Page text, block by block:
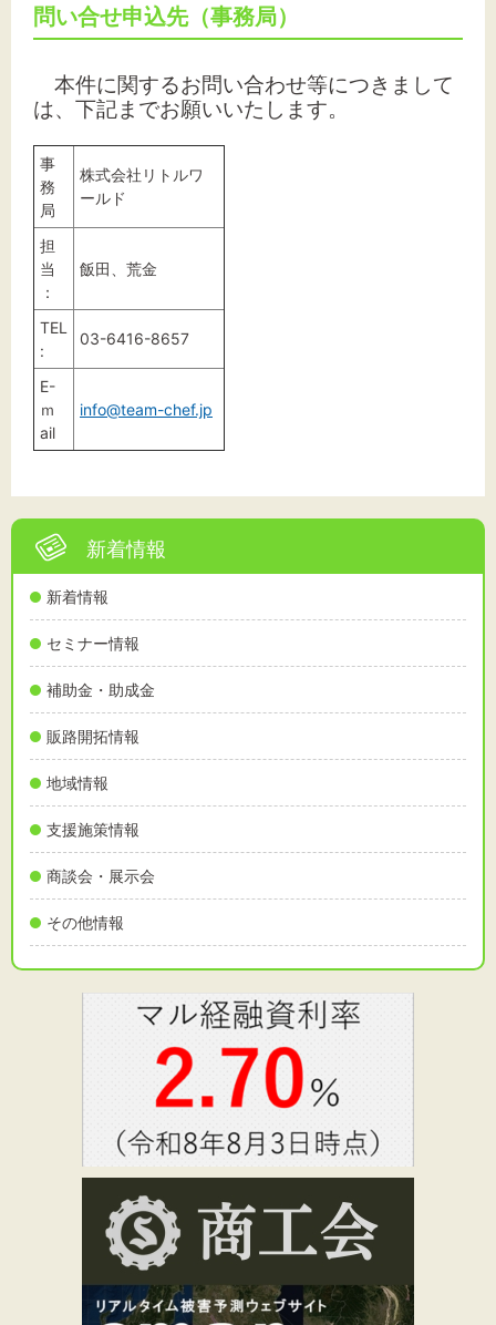
新着情報
新着情報
セミナー情報
補助金・助成金
販路開拓情報
地域情報
支援施策情報
商談会・展示会
その他情報
問い合せ申込先（事務局）
本件に関するお問い合わせ等につきまして
は、下記までお願いいたします。
事
務
局
株式会社リトルワ
ールド
担
当
：
飯田、荒金
TEL
:
03-6416-8657
E-
ｍ
ail
info@team-chef.jp